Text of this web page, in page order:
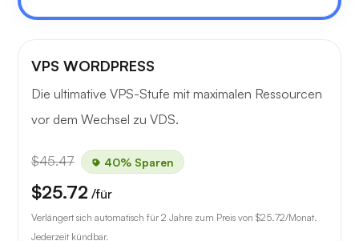
VPS WORDPRESS
Die ultimative VPS-Stufe mit maximalen Ressourcen
vor dem Wechsel zu VDS.
$45.47 40% Sparen
$25.72 /für
Verlängert sich automatisch für 2 Jahre zum Preis von $25.72/Monat.
Jederzeit kündbar.